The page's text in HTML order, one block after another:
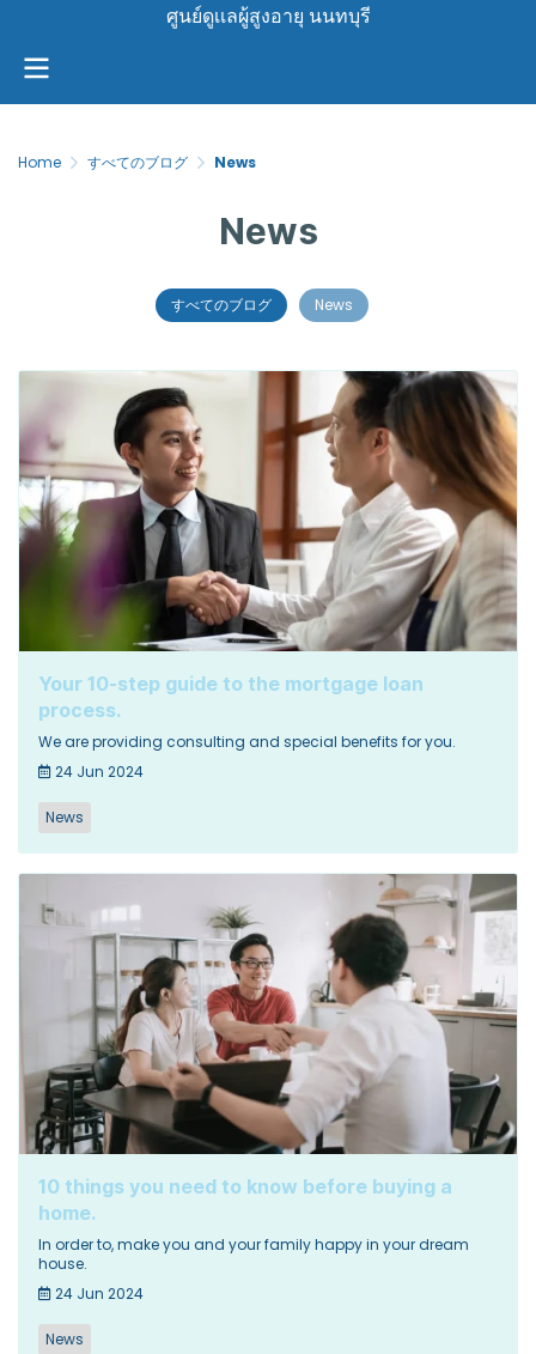
ศูนย์ดูเเลผู้สูงอายุ นนทบุรี
Home すべてのブログ News
News
すべてのブログ News
Your 10-step guide to the mortgage loan
process.
We are providing consulting and special benefits for you.
24 Jun 2024
News
10 things you need to know before buying a
home.
In order to, make you and your family happy in your dream
house.
24 Jun 2024
News